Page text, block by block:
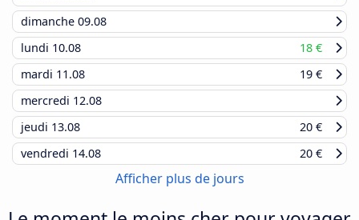
dimanche 09.08
lundi 10.08
18 €
mardi 11.08
19 €
mercredi 12.08
jeudi 13.08
20 €
vendredi 14.08 20 €
Afficher plus de jours